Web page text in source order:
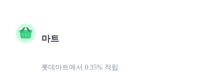
마트
롯데마트에서 0.35% 적립